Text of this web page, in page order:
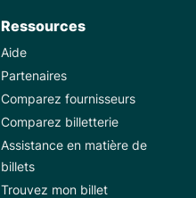
Ressources
Aide
Partenaires
Comparez fournisseurs
Comparez billetterie
Assistance en matière de
billets
Trouvez mon billet